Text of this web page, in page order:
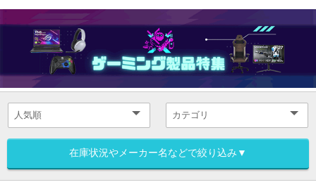
在庫状況やメーカー名などで絞り込み▼